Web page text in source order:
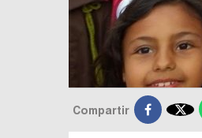
Compartir